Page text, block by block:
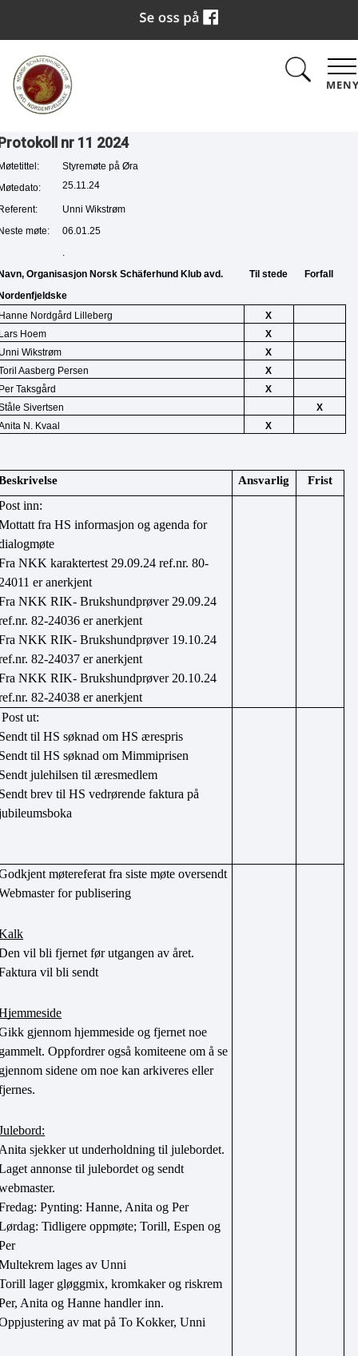
nr 11 2024
Styremøte på Øra
25.11.24
Unni Wikstrøm
møte:
06.01.25
.
Organisasjon Norsk Schäferhund Klub avd.
Til stede Forfall
Nordgård Lilleberg
X
Hoem
X
Wikstrøm
X
Aasberg Persen
X
Taksgård
X
Sivertsen
X
N. Kvaal
X
Ansvarlig Frist
inn:
fra HS informasjon og agenda for
NKK karaktertest 29.09.24 ref.nr. 80-
er anerkjent
NKK RIK- Brukshundprøver 29.09.24
82-24036 er anerkjent
NKK RIK- Brukshundprøver 19.10.24
82-24037 er anerkjent
NKK RIK- Brukshundprøver 20.10.24
82-24038 er anerkjent
Post ut:
til HS søknad om HS ærespris
til HS søknad om Mimmiprisen
julehilsen til æresmedlem
brev til HS vedrørende faktura på
møtereferat fra siste møte oversendt
for publisering
vil bli fjernet før utgangen av året.
vil bli sendt
gjennom hjemmeside og fjernet noe
Oppfordrer også komiteene om å se
sidene om noe kan arkiveres eller
sjekker ut underholdning til julebordet.
annonse til julebordet og sendt
Pynting: Hanne, Anita og Per
Tidligere oppmøte; Torill, Espen og
lages av Unni
lager gløggmix, kromkaker og riskrem
Anita og Hanne handler inn.
av mat på To Kokker, Unni